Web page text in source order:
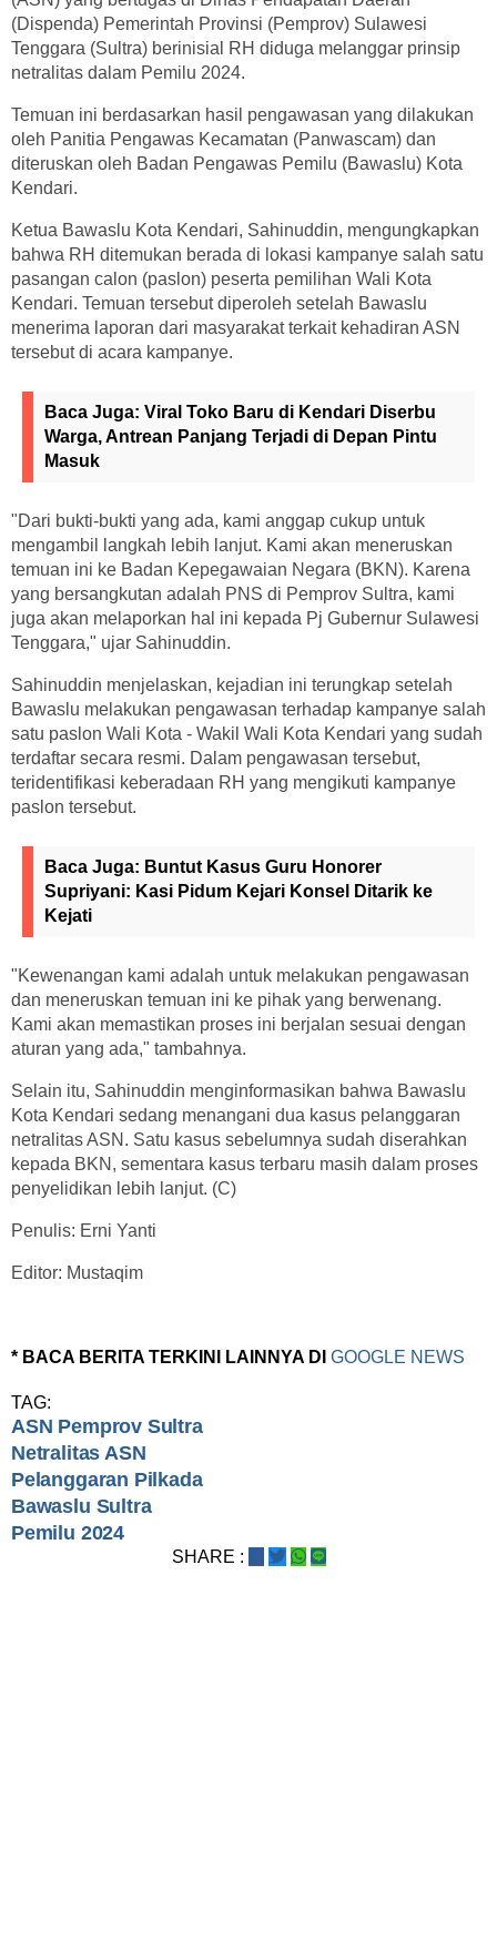
(Dispenda) Pemerintah Provinsi (Pemprov) Sulawesi
Tenggara (Sultra) berinisial RH diduga melanggar prinsip
netralitas dalam Pemilu 2024.
Temuan ini berdasarkan hasil pengawasan yang dilakukan
oleh Panitia Pengawas Kecamatan (Panwascam) dan
diteruskan oleh Badan Pengawas Pemilu (Bawaslu) Kota
Kendari.
Ketua Bawaslu Kota Kendari, Sahinuddin, mengungkapkan
bahwa RH ditemukan berada di lokasi kampanye salah satu
pasangan calon (paslon) peserta pemilihan Wali Kota
Kendari. Temuan tersebut diperoleh setelah Bawaslu
menerima laporan dari masyarakat terkait kehadiran ASN
tersebut di acara kampanye.
Baca Juga: Viral Toko Baru di Kendari Diserbu
Warga, Antrean Panjang Terjadi di Depan Pintu
Masuk
"Dari bukti-bukti yang ada, kami anggap cukup untuk
mengambil langkah lebih lanjut. Kami akan meneruskan
temuan ini ke Badan Kepegawaian Negara (BKN). Karena
yang bersangkutan adalah PNS di Pemprov Sultra, kami
juga akan melaporkan hal ini kepada Pj Gubernur Sulawesi
Tenggara," ujar Sahinuddin.
Sahinuddin menjelaskan, kejadian ini terungkap setelah
Bawaslu melakukan pengawasan terhadap kampanye salah
satu paslon Wali Kota - Wakil Wali Kota Kendari yang sudah
terdaftar secara resmi. Dalam pengawasan tersebut,
teridentifikasi keberadaan RH yang mengikuti kampanye
paslon tersebut.
Baca Juga: Buntut Kasus Guru Honorer
Supriyani: Kasi Pidum Kejari Konsel Ditarik ke
Kejati
"Kewenangan kami adalah untuk melakukan pengawasan
dan meneruskan temuan ini ke pihak yang berwenang.
Kami akan memastikan proses ini berjalan sesuai dengan
aturan yang ada," tambahnya.
Selain itu, Sahinuddin menginformasikan bahwa Bawaslu
Kota Kendari sedang menangani dua kasus pelanggaran
netralitas ASN. Satu kasus sebelumnya sudah diserahkan
kepada BKN, sementara kasus terbaru masih dalam proses
penyelidikan lebih lanjut. (C)
Penulis: Erni Yanti
Editor: Mustaqim
* BACA BERITA TERKINI LAINNYA DI GOOGLE NEWS
TAG:
ASN Pemprov Sultra
Netralitas ASN
Pelanggaran Pilkada
Bawaslu Sultra
Pemilu 2024
SHARE :